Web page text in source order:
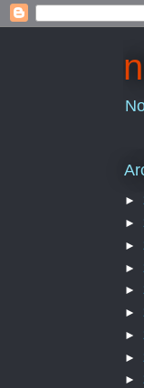
►
►
►
►
►
►
►
►
►